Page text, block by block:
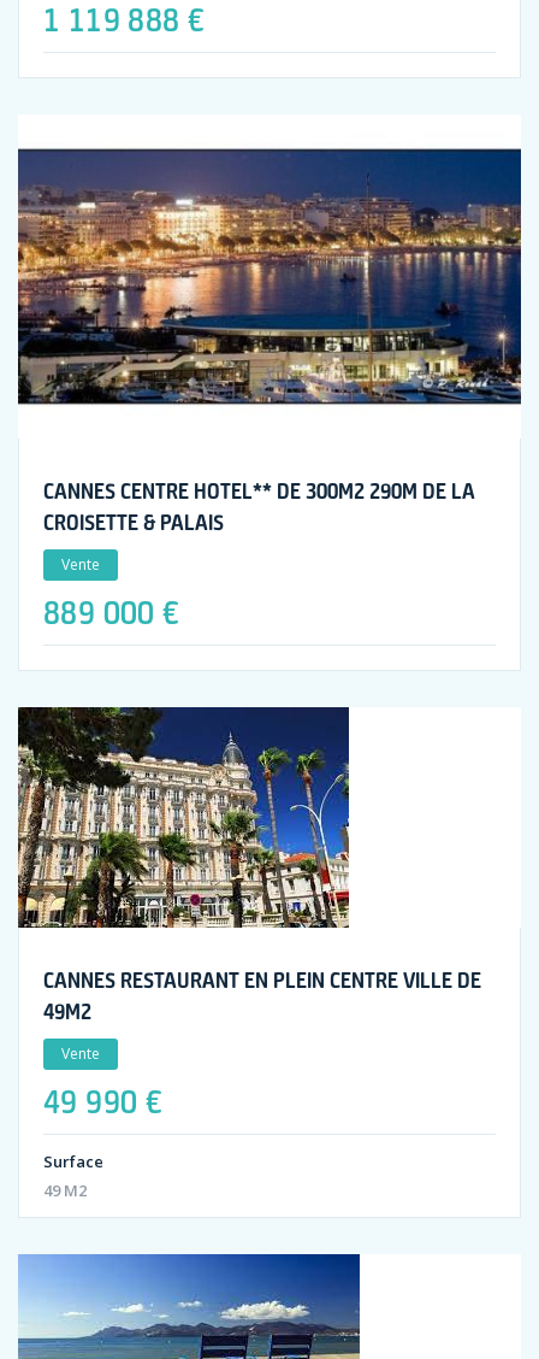
1 119 888 €
CANNES CENTRE HOTEL** DE 300M2 290M DE LA
CROISETTE & PALAIS
Vente
889 000 €
CANNES RESTAURANT EN PLEIN CENTRE VILLE DE
49M2
Vente
49 990 €
Surface
49 M2